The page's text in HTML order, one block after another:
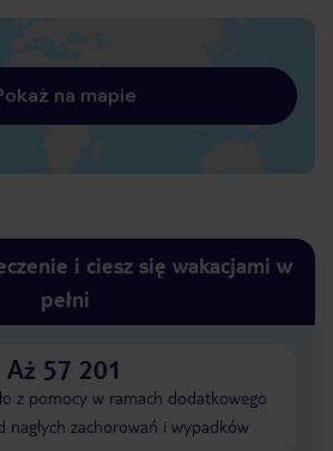
na mapie
i ciesz się wakacjami w
pełni
Aż 57 201
z pomocy w ramach dodatkowego
nagłych zachorowań i wypadków